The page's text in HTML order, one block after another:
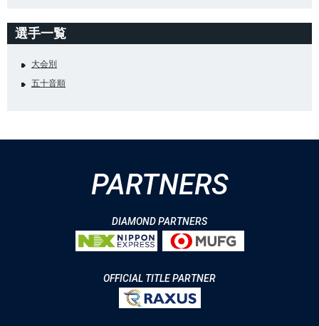
選手一覧
大会別
五十音順
PARTNERS
DIAMOND PARTNERS
OFFICIAL TITLE PARTNER